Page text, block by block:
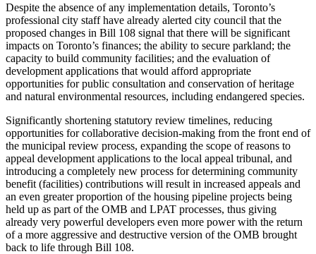
Despite the absence of any implementation details, Toronto’s
professional city staff have already alerted city council that the
proposed changes in Bill 108 signal that there will be significant
impacts on Toronto’s finances; the ability to secure parkland; the
capacity to build community facilities; and the evaluation of
development applications that would afford appropriate
opportunities for public consultation and conservation of heritage
and natural environmental resources, including endangered species.
Significantly shortening statutory review timelines, reducing
opportunities for collaborative decision-making from the front end of
the municipal review process, expanding the scope of reasons to
appeal development applications to the local appeal tribunal, and
introducing a completely new process for determining community
benefit (facilities) contributions will result in increased appeals and
an even greater proportion of the housing pipeline projects being
held up as part of the OMB and LPAT processes, thus giving
already very powerful developers even more power with the return
of a more aggressive and destructive version of the OMB brought
back to life through Bill 108.